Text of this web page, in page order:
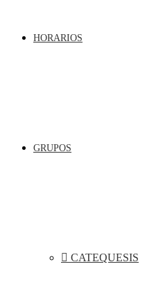
HORARIOS
GRUPOS
CATEQUESIS